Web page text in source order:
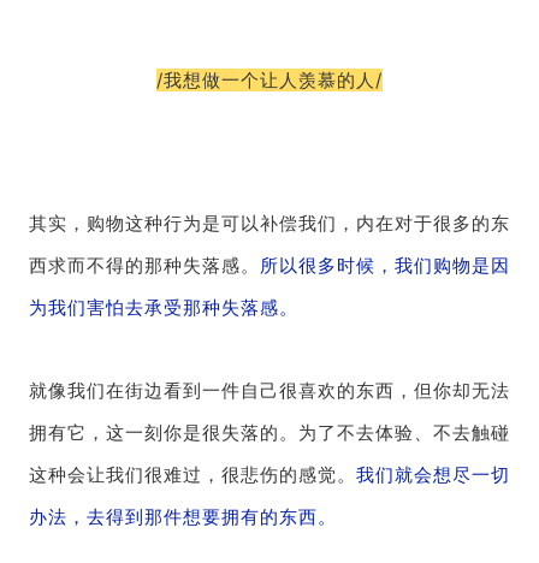
/我想做一个让人羡慕的人/
其实，购物这种行为是可以补偿我们，内在对于很多的东
西求而不得的那种失落感。 所以很多时候，我们购物是因
为我们害怕去承受那种失落感。
就像我们在街边看到一件自己很喜欢的东西，但你却无法
拥有它，这一刻你是很失落的。为了不去体验、不去触碰
这种会让我们很难过，很悲伤的感觉。 我们就会想尽一切
办法，去得到那件想要拥有的东西。